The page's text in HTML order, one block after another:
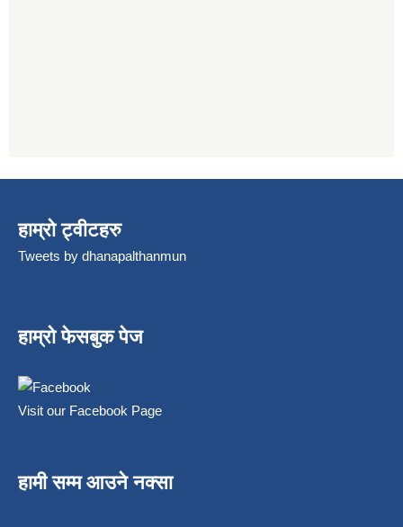
हाम्रो ट्वीटहरु
Tweets by dhanapalthanmun
हाम्रो फेसबुक पेज
Visit our Facebook Page
हामी सम्म आउने नक्सा